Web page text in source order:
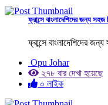
ফ্রান্সে বাংলাদেশিদের জন্য
ফ্রান্সে বাংলাদেশিদের
Opu Johar
২৭৮ বার দেখা হয়েছে
০ লাইক